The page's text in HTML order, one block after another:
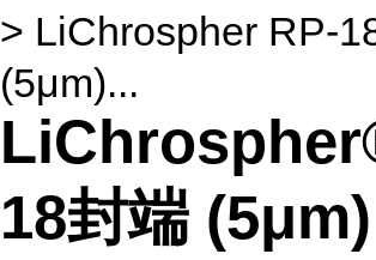
> LiChrospher RP-
(5μm)...
18封端 (5μm)